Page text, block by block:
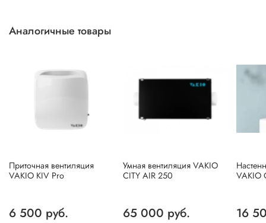
Аналогичные товары
Приточная вентиляция
VAKIO KIV Pro
6 500 руб.
Умная вентиляция VAKIO
CITY AIR 250
65 000 руб.
VAKIO
16